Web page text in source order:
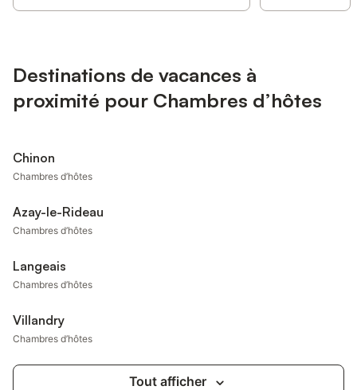
Destinations de vacances à
proximité pour Chambres d’hôtes
Chinon
Chambres d’hôtes
Azay-le-Rideau
Chambres d’hôtes
Langeais
Chambres d’hôtes
Villandry
Chambres d’hôtes
Tout afficher